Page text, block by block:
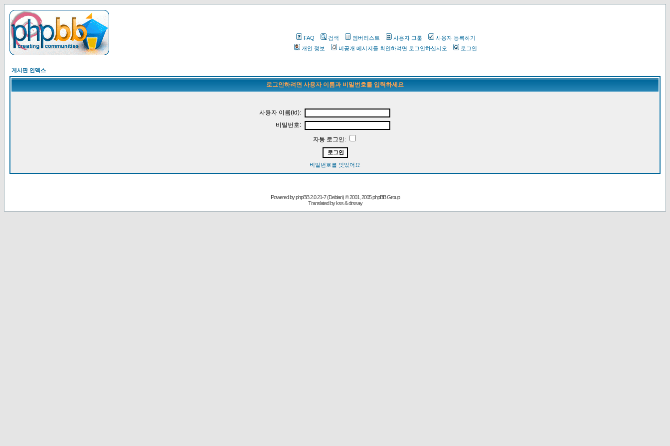
FAQ 검색 멤버리스트 사용자 그룹
사용자 등록하기
개인 정보
비공개 메시지를 확인하려면 로그인하십시오 로그인
게시판 인덱스
로그인하려면 사용자 이름과 비밀번호를 입력하세요
사용자 이름(id):
비밀번호:
자동 로그인:
비밀번호를 잊었어요
Powered byphpBB2.0.21-7 (Debian) © 2001, 2005 phpBB Group
Translated by kss & drssay